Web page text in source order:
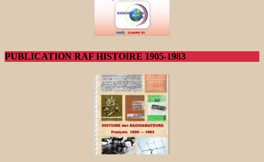
PUBLICATION RAF HISTOIRE 1905-1983